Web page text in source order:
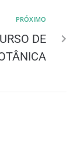
PRÓXIMO
DE